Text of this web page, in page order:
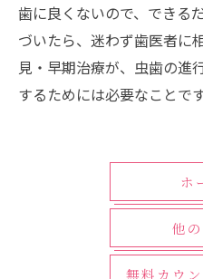
歯に良くないので、できる
づいたら、迷わず歯医者に
見・早期治療が、虫歯の進
するためには必要なことです
ホ
他
無料カウ